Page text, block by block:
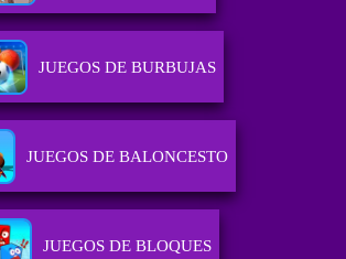
JUEGOS DE BURBUJAS
JUEGOS DE BALONCESTO
JUEGOS DE BLOQUES